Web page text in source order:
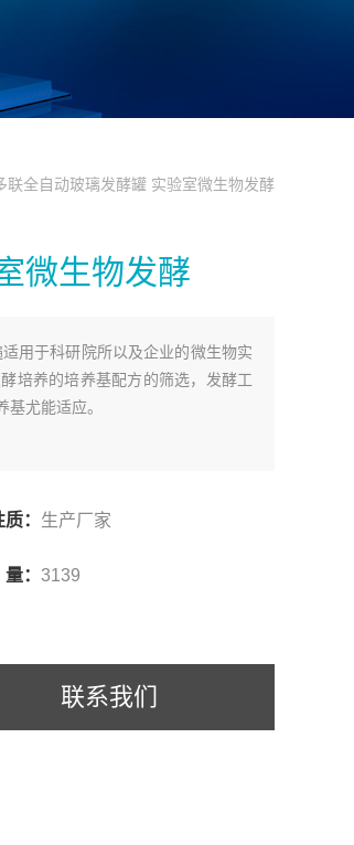
联全自动玻璃发酵罐 实验室微生物发酵
微生物发酵
用于科研院所以及企业的微生物实
培养的培养基配方的筛选，发酵工
尤能适应。
： 生产厂家
： 3139
联系我们